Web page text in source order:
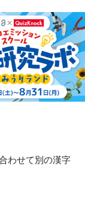
わせて別の漢字